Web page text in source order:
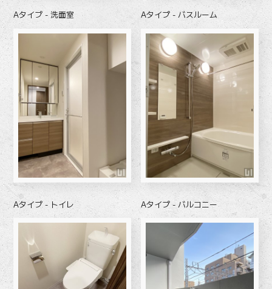
Aタイプ - 洗面室 Aタイプ - バスルーム
Aタイプ - トイレ Aタイプ - バルコニー